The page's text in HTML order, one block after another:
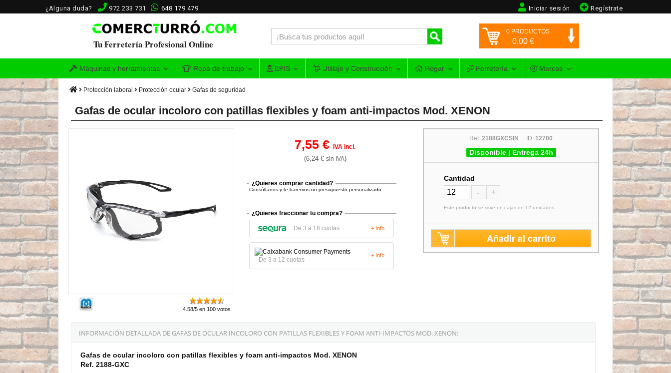
¿Alguna duda? 972 233 731 648 179 479 Regístrate
Iniciar sesión
Tu Ferretería Profesional Online
0 PRODUCTOS
0,00 €
Máquinas y herramientas Ropa de trabajo EPIS Utillaje y Construcción Hogar Ferretería Marcas
Protección laboral Protección ocular Gafas de seguridad
Gafas de ocular incoloro con patillas flexibles y foam anti-impactos Mod. XENON
4.58/5 en 100 votos
7,55 €IVA incl.
(6,24 € sin IVA)
¿Quieres comprar cantidad?
Consúltanos y te haremos un presupuesto personalizado.
¿Quieres fraccionar tu compra?
De 3 a 18 cuotas + Info
De 3 a 12 cuotas
+ Info
Ref:2188GXCSIN ID: 12700
Disponible | Entrega 24h
Cantidad
- +
Este producto se sirve en cajas de 12 unidades.
Añadir al carrito
INFORMACIÓN DETALLADA DE GAFAS DE OCULAR INCOLORO CON PATILLAS FLEXIBLES Y FOAM ANTI-IMPACTOS MOD. XENON:
Gafas de ocular incoloro con patillas flexibles y foam anti-impactos Mod. XENON
Ref. 2188-GXC